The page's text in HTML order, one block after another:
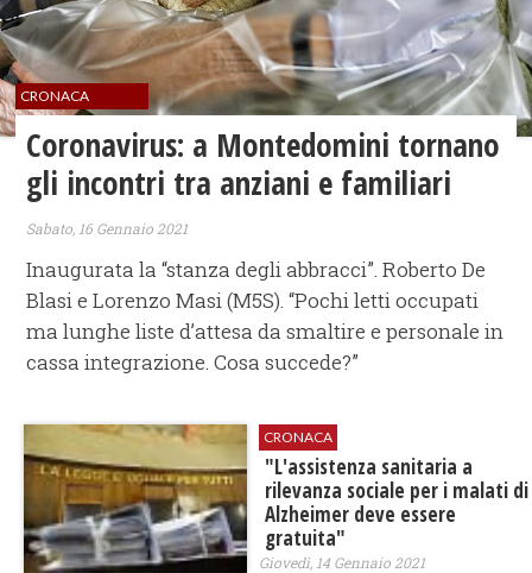
CRONACA
Coronavirus: a Montedomini tornano
gli incontri tra anziani e familiari
Sabato, 16 Gennaio 2021
Inaugurata la “stanza degli abbracci”. Roberto De
Blasi e Lorenzo Masi (M5S). “Pochi letti occupati
ma lunghe liste d’attesa da smaltire e personale in
cassa integrazione. Cosa succede?”
CRONACA
"L'assistenza sanitaria a
rilevanza sociale per i malati di
Alzheimer deve essere
gratuita"
Giovedì, 14 Gennaio 2021